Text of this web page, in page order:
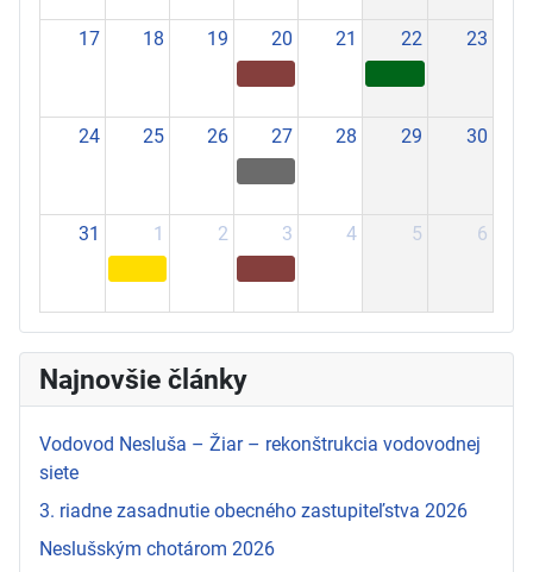
17 18 19 20 21 22 23
24 25 26 27 28 29 30
31 1 2 3 4 5 6
Najnovšie články
Vodovod Nesluša – Žiar – rekonštrukcia vodovodnej
siete
3. riadne zasadnutie obecného zastupiteľstva 2026
Neslušským chotárom 2026